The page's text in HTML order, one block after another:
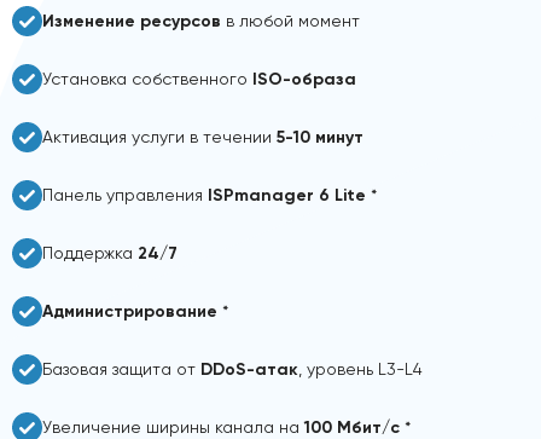
Изменение ресурсов в любой момент
Установка собственного ISO-образа
Активация услуги в течении 5-10 минут
Панель управления ISPmanager 6 Lite *
Поддержка 24/7
Администрирование *
Базовая защита от DDoS-атак , уровень L3-L4
Увеличение ширины канала на100 Мбит/с *